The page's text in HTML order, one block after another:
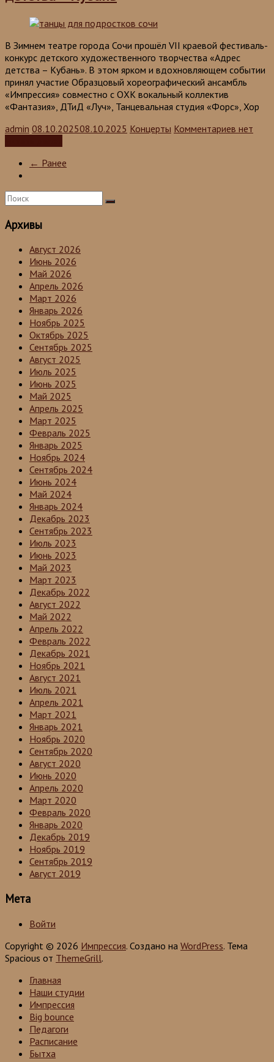
В Зимнем театре города Сочи прошёл VII краевой фестиваль-
конкурс детского художественного творчества «Адрес
детства – Кубань». В этом ярком и вдохновляющем событии
принял участие Образцовый хореографический ансамбль
«Импрессия» совместно с ОХК вокальный коллектив
«Фантазия», ДТиД «Луч», Танцевальная студия «Форс», Хор
admin 08.10.202508.10.2025 Концерты Комментариев нет
← Ранее
Архивы
Август 2026
Июнь 2026
Май 2026
Апрель 2026
Март 2026
Январь 2026
Ноябрь 2025
Октябрь 2025
Сентябрь 2025
Август 2025
Июль 2025
Июнь 2025
Май 2025
Апрель 2025
Март 2025
Февраль 2025
Январь 2025
Ноябрь 2024
Сентябрь 2024
Июнь 2024
Май 2024
Январь 2024
Декабрь 2023
Сентябрь 2023
Июль 2023
Июнь 2023
Май 2023
Март 2023
Декабрь 2022
Август 2022
Май 2022
Апрель 2022
Февраль 2022
Декабрь 2021
Ноябрь 2021
Август 2021
Июль 2021
Апрель 2021
Март 2021
Январь 2021
Ноябрь 2020
Сентябрь 2020
Август 2020
Июнь 2020
Апрель 2020
Март 2020
Февраль 2020
Январь 2020
Декабрь 2019
Ноябрь 2019
Сентябрь 2019
Август 2019
Мета
Войти
Copyright © 2026 Импрессия. Создано на WordPress. Тема
Spacious от ThemeGrill.
Главная
Наши студии
Импрессия
Big bounce
Педагоги
Расписание
Бытха